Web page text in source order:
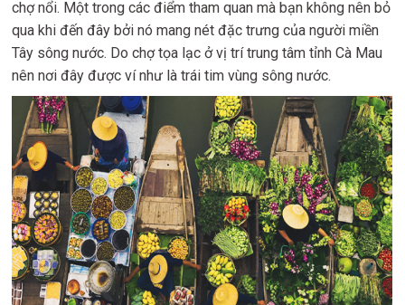
chợ nổi. Một trong các điểm tham quan mà bạn không nên bỏ
qua khi đến đây bởi nó mang nét đặc trưng của người miền
Tây sông nước. Do chợ tọa lạc ở vị trí trung tâm tỉnh Cà Mau
nên nơi đây được ví như là trái tim vùng sông nước.